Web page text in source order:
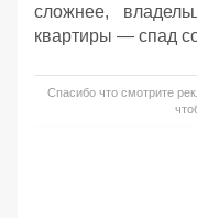
сложнее,
квартиры — спад
Спасибо что смотрите